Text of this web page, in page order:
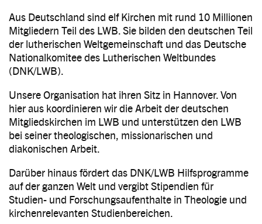
Aus Deutschland sind elf Kirchen mit rund 10 Millionen
Mitgliedern Teil des LWB. Sie bilden den deutschen Teil
der lutherischen Weltgemeinschaft und das Deutsche
Nationalkomitee des Lutherischen Weltbundes
(DNK/LWB).
Unsere Organisation hat ihren Sitz in Hannover. Von
hier aus koordinieren wir die Arbeit der deutschen
Mitgliedskirchen im LWB und unterstützen den LWB
bei seiner theologischen, missionarischen und
diakonischen Arbeit.
Darüber hinaus fördert das DNK/LWB Hilfsprogramme
auf der ganzen Welt und vergibt Stipendien für
Studien- und Forschungsaufenthalte in Theologie und
kirchenrelevanten Studienbereichen.